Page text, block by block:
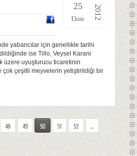
25
Ekim 2012
yabancılar için genellikle tarihi
ise Tillo, Veysel Karani
üzere uyuşturucu ticaretinin
çok çeşitli meyvelerin yetiştirildiği bir